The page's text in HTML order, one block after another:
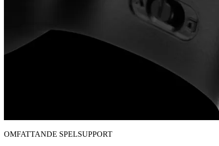
OMFATTANDE SPELSUPPORT